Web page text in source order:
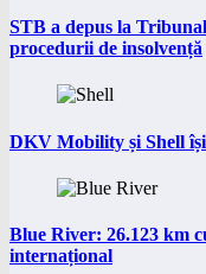
STB a depus la
procedurii de insolvență
DKV Mobility și Shell
Blue River: 26.123 km
internațional